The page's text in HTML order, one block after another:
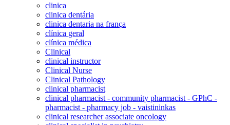
clinica
clinica dentária
clinica dentaria na frança
clínica geral
clínica médica
Clinical
clinical instructor
Clinical Nurse
Clinical Pathology
clinical pharmacist
clinical pharmacist - community pharmacist - GPhC -
pharmacist - pharmacy job - vaistininkas
clinical researcher associate oncology